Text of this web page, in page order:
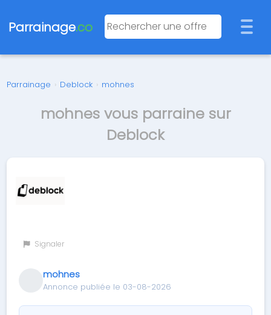
Parrainage.co
Parrainage › Deblock › mohnes
mohnes vous parraine sur
Deblock
Signaler
mohnes
Annonce publiée le 03-08-2026